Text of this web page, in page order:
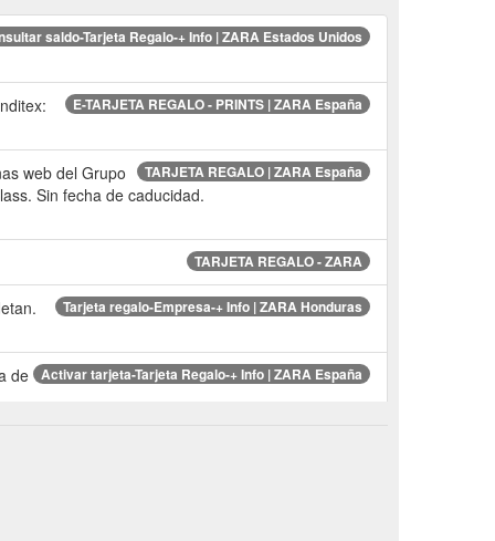
saldo-Tarjeta Regalo-+ Info | ZARA Estados Unidos
E-TARJETA REGALO - PRINTS | ZARA España
TARJETA REGALO | ZARA España
web del Grupo
Sin fecha de caducidad.
TARJETA REGALO - ZARA
Tarjeta regalo-Empresa-+ Info | ZARA Honduras
Activar tarjeta-Tarjeta Regalo-+ Info | ZARA España
de